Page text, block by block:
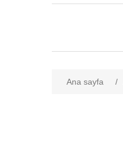
Ana sayfa /